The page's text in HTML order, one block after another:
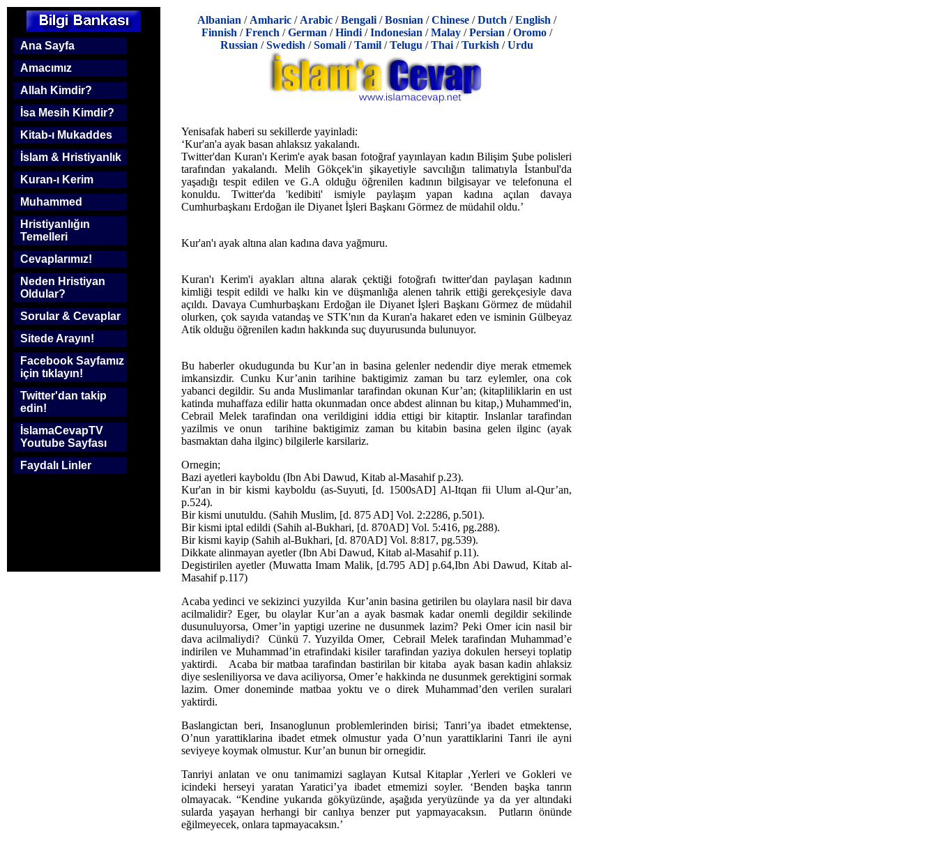
Ana Sayfa
Amacımız
Allah Kimdir?
İsa Mesih Kimdir?
Kitab-ı Mukaddes
İslam & Hristiyanlık
Kuran-ı Kerim
Muhammed
Hristiyanlığın
Temelleri
Cevaplarımız!
Neden Hristiyan
Oldular?
Sorular & Cevaplar
Sitede Arayın!
Facebook Sayfamız
için tıklayın!
Twitter'dan takip
edin!
İslamaCevapTV
Youtube Sayfası
Faydalı Linler
Albanian / Amharic/ Arabic/Bengali/Bosnian /Chinese/Dutch /English /
Finnish /French /German /Hindi/Indonesian /Malay/Persian /Oromo/
Russian /Swedish /Somali/Tamil/Telugu /Thai/Turkish /Urdu
Yenisafak haberi su sekillerde yayinladi:
‘Kur'an'a ayak basan ahlaksız yakalandı.
Twitter'dan Kuran'ı Kerim'e ayak basan fotoğraf yayınlayan kadın Bilişim Şube polisleri
tarafından yakalandı. Melih Gökçek'in şikayetiyle savcılığın talimatıyla İstanbul'da
yaşadığı tespit edilen ve G.A olduğu öğrenilen kadının bilgisayar ve telefonuna el
konuldu. Twitter'da 'kedibiti' ismiyle paylaşım yapan kadına açılan davaya
Cumhurbaşkanı Erdoğan ile Diyanet İşleri Başkanı Görmez de müdahil oldu.’
Kur'an'ı ayak altına alan kadına dava yağmuru.
Kuran'ı Kerim'i ayakları altına alarak çektiği fotoğrafı twitter'dan paylaşan kadının
kimliği tespit edildi ve halkı kin ve düşmanlığa alenen tahrik ettiği gerekçesiyle dava
açıldı. Davaya Cumhurbaşkanı Erdoğan ile Diyanet İşleri Başkanı Görmez de müdahil
olurken, çok sayıda vatandaş ve STK'nın da Kuran'a hakaret eden ve isminin Gülbeyaz
Atik olduğu öğrenilen kadın hakkında suç duyurusunda bulunuyor.
Bu haberler okudugunda bu Kur’an in basina gelenler nedendir diye merak etmemek
imkansizdir. Cunku Kur’anin tarihine baktigimiz zaman bu tarz eylemler, ona cok
yabanci degildir. Su anda Muslimanlar tarafindan okunan Kur’an; (kitapliliklarin en ust
katinda muhaffaza edilir hatta okunmadan once abdest alinnan bu kitap,) Muhammed'in,
Cebrail Melek tarafindan ona verildigini iddia ettigi bir kitaptir. Inslanlar tarafindan
yazilmis ve onun tarihine baktigimiz zaman bu kitabin basina gelen ilginc (ayak
basmaktan daha ilginc) bilgilerle karsilariz.
Ornegin;
Bazi ayetleri kayboldu (Ibn Abi Dawud, Kitab al-Masahif p.23).
Kur'an in bir kismi kayboldu (as-Suyuti, [d. 1500sAD] Al-Itqan fii Ulum al-Qur’an,
p.524).
Bir kismi unutuldu. (Sahih Muslim, [d. 875 AD] Vol. 2:2286, p.501).
Bir kismi iptal edildi (Sahih al-Bukhari, [d. 870AD] Vol. 5:416, pg.288).
Bir kismi kayip (Sahih al-Bukhari, [d. 870AD] Vol. 8:817, pg.539).
Dikkate alinmayan ayetler (Ibn Abi Dawud, Kitab al-Masahif p.11).
Degistirilen ayetler (Muwatta Imam Malik, [d.795 AD] p.64,Ibn Abi Dawud, Kitab al-
Masahif p.117)
Acaba yedinci ve sekizinci yuzyilda Kur’anin basina getirilen bu olaylara nasil bir dava
acilmalidir? Eger, bu olaylar Kur’an a ayak basmak kadar onemli degildir sekilinde
dusunuluyorsa, Omer’in yaptigi uzerine ne dusunmek lazim? Peki Omer icin nasil bir
dava acilmaliydi? Cünkü 7. Yuzyilda Omer, Cebrail Melek tarafindan Muhammad’e
indirilen ve Muhammad’in etrafindaki kisiler tarafindan yaziya dokulen herseyi toplatip
yaktirdi. Acaba bir matbaa tarafindan bastirilan bir kitaba ayak basan kadin ahlaksiz
diye sesleniliyorsa ve dava aciliyorsa, Omer’e hakkinda ne dusunmek gerektigini sormak
lazim. Omer doneminde matbaa yoktu ve o direk Muhammad’den verilen suralari
yaktirdi.
Baslangictan beri, Insanoglunun problemlerinden birisi; Tanri’ya ibadet etmektense,
O’nun yarattiklarina ibadet etmek olmustur yada O’nun yarattiklarini Tanri ile ayni
seviyeye koymak olmustur. Kur’an bunun bir ornegidir.
Tanriyi anlatan ve onu tanimamizi saglayan Kutsal Kitaplar ,Yerleri ve Gokleri ve
icindeki herseyi yaratan Yaratici’ya ibadet etmemizi soyler. ‘Benden başka tanrın
olmayacak. “Kendine yukarıda gökyüzünde, aşağıda yeryüzünde ya da yer altındaki
sularda yaşayan herhangi bir canlıya benzer put yapmayacaksın. Putların önünde
eğilmeyecek, onlara tapmayacaksın.’